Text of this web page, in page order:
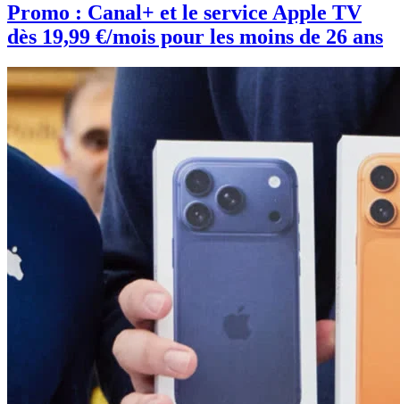
Promo : Canal+ et le service Apple TV
dès 19,99 €/mois pour les moins de 26 ans